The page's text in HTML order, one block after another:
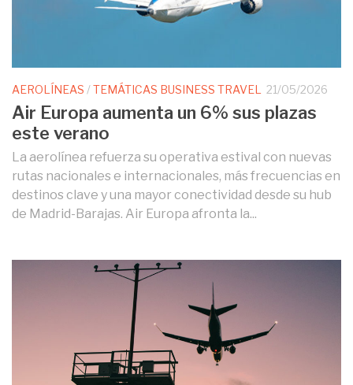
AEROLÍNEAS /TEMÁTICAS BUSINESS TRAVEL 21/05/2026
Air Europa aumenta un 6% sus plazas
este verano
La aerolínea refuerza su operativa estival con nuevas
rutas nacionales e internacionales, más frecuencias en
destinos clave y una mayor conectividad desde su hub
de Madrid-Barajas. Air Europa afronta la...